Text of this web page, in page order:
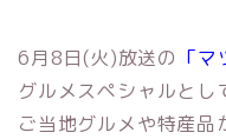
6月8日(火)放送の 「
グルメスペシャルとし
ご当地グルメや特産品